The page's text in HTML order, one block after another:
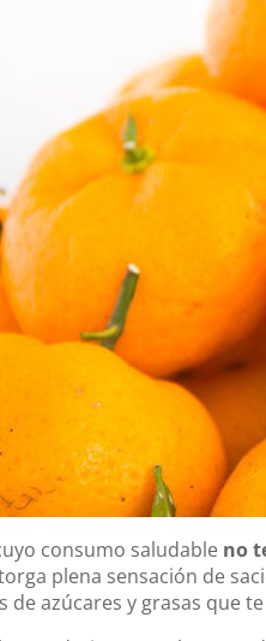
consumo saludable no
plena sensación de
de azúcares y grasas que